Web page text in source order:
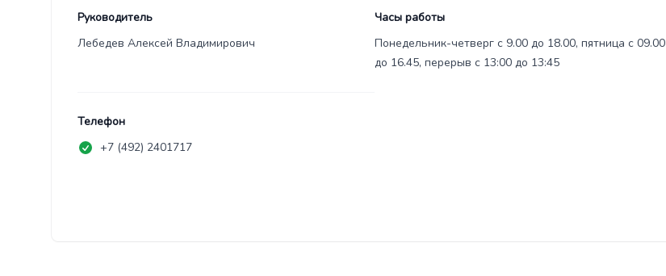
Руководитель
Лебедев Алексей Владимирович
Часы работы
Понедельник-четверг с 9.00 до 18.00, пятница с 09.00
до 16.45, перерыв с 13:00 до 13:45
Телефон
+7 (492) 2401717